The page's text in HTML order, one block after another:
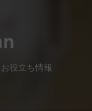
役立ち情報